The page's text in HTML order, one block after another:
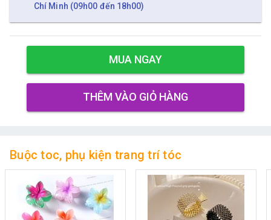
Chí Minh (09h00 đến 18h00)
MUA NGAY
THÊM VÀO GIỎ HÀNG
Buộc toc, phụ kiện trang trí tóc